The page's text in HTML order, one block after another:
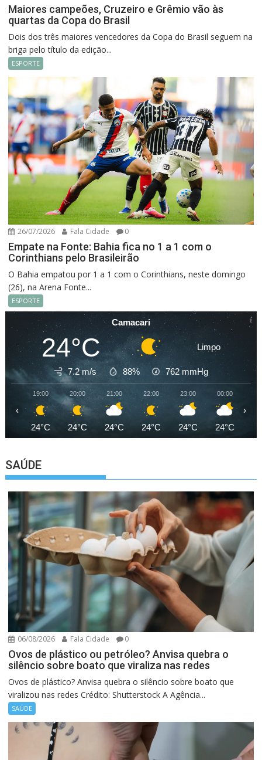
Maiores campeões, Cruzeiro e Grêmio vão às
quartas da Copa do Brasil
Dois dos três maiores vencedores da Copa do Brasil seguem na
briga pelo título da edição...
ESPORTE
26/07/2026 Fala Cidade 0
Empate na Fonte: Bahia fica no 1 a 1 com o
Corinthians pelo Brasileirão
O Bahia empatou por 1 a 1 com o Corinthians, neste domingo
(26), na Arena Fonte...
ESPORTE
Camacari
24°C Limpo
7.2 m/s 88% 762 mmHg
19:00
24°C
20:00
24°C
21:00
24°C
22:00
24°C
23:00
24°C
00:00
24°C
‹ ›
SAÚDE
06/08/2026 Fala Cidade 0
Ovos de plástico ou petróleo? Anvisa quebra o
silêncio sobre boato que viraliza nas redes
Ovos de plástico? Anvisa quebra o silêncio sobre boato que
viralizou nas redes Crédito: Shutterstock A Agência...
SAÚDE